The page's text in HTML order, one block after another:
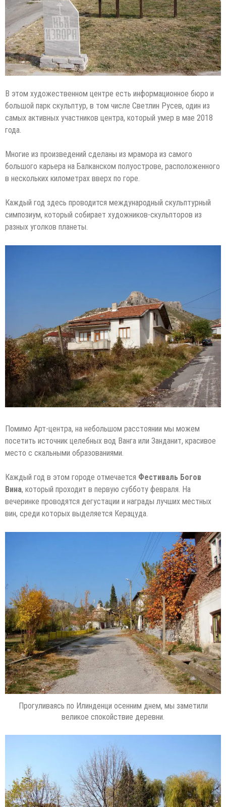
В этом художественном центре есть информационное бюро и
большой парк скульптур, в том числе Светлин Русев, один из
самых активных участников центра, который умер в мае 2018
года.
Многие из произведений сделаны из мрамора из самого
большого карьера на Балканском полуострове, расположенного
в нескольких километрах вверх по горе.
Каждый год здесь проводится международный скульптурный
симпозиум, который собирает художников-скульпторов из
разных уголков планеты.
Помимо Арт-центра, на небольшом расстоянии мы можем
посетить источник целебных вод Ванга или Занданит, красивое
место с скальными образованиями.
Каждый год в этом городе отмечается Фестиваль Богов
Вина, который проходит в первую субботу февраля. На
вечеринке проводятся дегустации и награды лучших местных
вин, среди которых выделяется Керацуда.
Прогуливаясь по Илинденци осенним днем, мы заметили
великое спокойствие деревни.